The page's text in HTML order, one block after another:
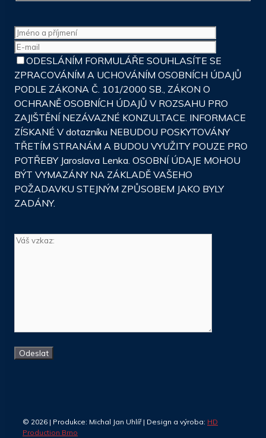
ODESLÁNÍM FORMULÁŘE SOUHLASÍTE SE
ZPRACOVÁNÍM A UCHOVÁNÍM OSOBNÍCH ÚDAJŮ
PODLE ZÁKONA Č. 101/2000 SB., ZÁKON O
OCHRANĚ OSOBNÍCH ÚDAJŮ V ROZSAHU PRO
ZAJIŠTĚNÍ NEZÁVAZNÉ KONZULTACE. INFORMACE
ZÍSKANÉ V dotazníku NEBUDOU POSKYTOVÁNY
TŘETÍM STRANÁM A BUDOU VYUŽITY POUZE PRO
POTŘEBY Jaroslava Lenka. OSOBNÍ ÚDAJE MOHOU
BÝT VYMAZÁNY NA ZÁKLADĚ VAŠEHO
POŽADAVKU STEJNÝM ZPŮSOBEM JAKO BYLY
ZADÁNY.
© 2026 | Produkce: Michal Jan Uhlíř | Design a výroba: HD
Production Brno